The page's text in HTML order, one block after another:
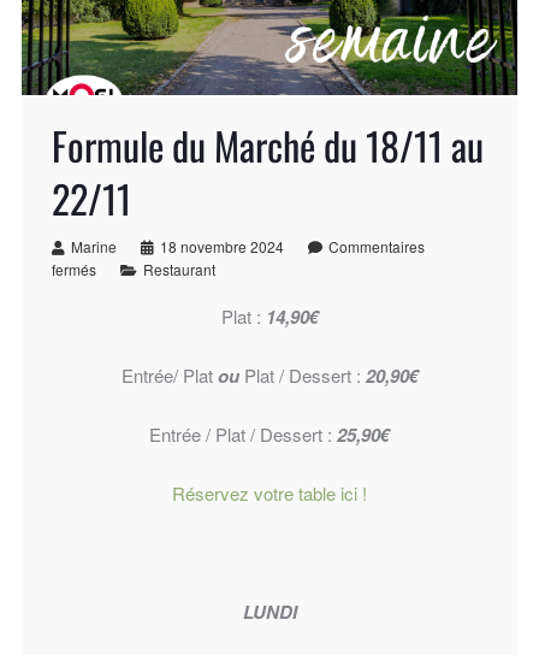
Formule du Marché du 18/11 au
22/11
Marine 18 novembre 2024
Commentaires
fermés
Restaurant
Plat : 14,90€
Entrée/ PlatouPlat / Dessert : 20,90€
Entrée / Plat / Dessert : 25,90€
Réservez votre table ici !
LUNDI